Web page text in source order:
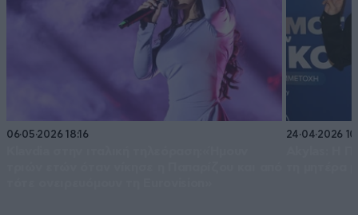
06·05·2026 18:16 24·04·2026